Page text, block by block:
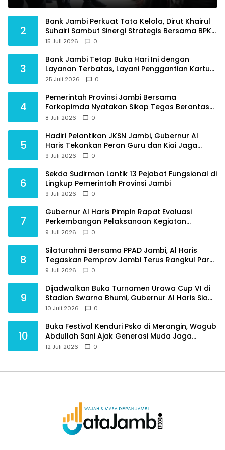
Raden Mattaher
2
Bank Jambi Perkuat Tata Kelola, Dirut Khairul
Suhairi Sambut Sinergi Strategis Bersama BPKP
Jambi
15 Juli 2026 0
3
Bank Jambi Tetap Buka Hari Ini dengan
Layanan Terbatas, Layani Penggantian Kartu
ATM dan Perubahan PIN
25 Juli 2026 0
4
Pemerintah Provinsi Jambi Bersama
Forkopimda Nyatakan Sikap Tegas Berantas
Geng Motor
8 Juli 2026 0
5
Hadiri Pelantikan JKSN Jambi, Gubernur Al
Haris Tekankan Peran Guru dan Kiai Jaga
Moral Generasi Bangsa
9 Juli 2026 0
6
Sekda Sudirman Lantik 13 Pejabat Fungsional di
Lingkup Pemerintah Provinsi Jambi
9 Juli 2026 0
7
Gubernur Al Haris Pimpin Rapat Evaluasi
Perkembangan Pelaksanaan Kegiatan
Pembangunan Triwulan II TA 2026
9 Juli 2026 0
8
Silaturahmi Bersama PPAD Jambi, Al Haris
Tegaskan Pemprov Jambi Terus Rangkul Para
Purnawirawan
9 Juli 2026 0
9
Dijadwalkan Buka Turnamen Urawa Cup VI di
Stadion Swarna Bhumi, Gubernur Al Haris Siap
Berlaga Lawan Tim Urawa
10 Juli 2026 0
10
Buka Festival Kenduri Psko di Merangin, Wagub
Abdullah Sani Ajak Generasi Muda Jaga
Budaya dan Jauhi Narkoba
12 Juli 2026 0